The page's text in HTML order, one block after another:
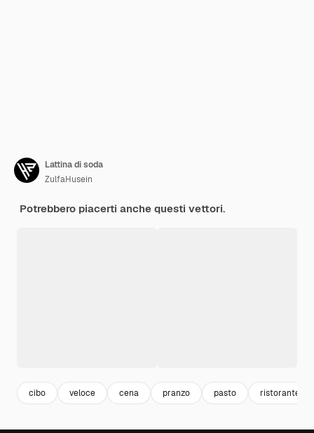
Lattina di soda
ZulfaHusein
Potrebbero piacerti anche questi vettori.
cibo veloce cena pranzo pasto ristorante